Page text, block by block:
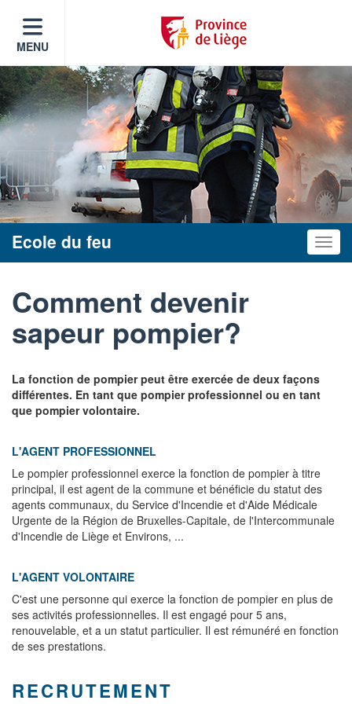
MENU
Ecole du feu
Comment devenir
sapeur pompier?
La fonction de pompier peut être exercée de deux façons
différentes. En tant que pompier professionnel ou en tant
que pompier volontaire.
L'AGENT PROFESSIONNEL
Le pompier professionnel exerce la fonction de pompier à titre
principal, il est agent de la commune et bénéficie du statut des
agents communaux, du Service d'Incendie et d'Aide Médicale
Urgente de la Région de Bruxelles-Capitale, de l'Intercommunale
d'Incendie de Liège et Environs, ...
L'AGENT VOLONTAIRE
C'est une personne qui exerce la fonction de pompier en plus de
ses activités professionnelles. Il est engagé pour 5 ans,
renouvelable, et a un statut particulier. Il est rémunéré en fonction
de ses prestations.
RECRUTEMENT